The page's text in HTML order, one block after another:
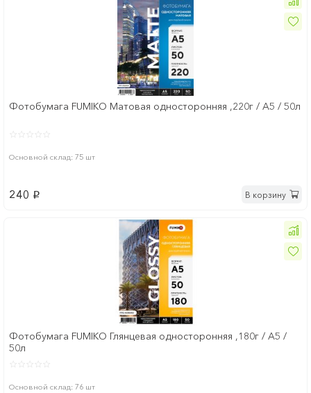
Фотобумага FUMIKO Матовая односторонняя ,220г / А5 / 50л
Основной склад: 75 шт
240 p В корзину
Фотобумага FUMIKO Глянцевая односторонняя ,180г / А5 /
50л
Основной склад: 76 шт